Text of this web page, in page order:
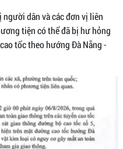
người dân và các đơn vị liên
tiện có thể đã bị hư hỏng
tốc theo hướng Đà Nẵng -